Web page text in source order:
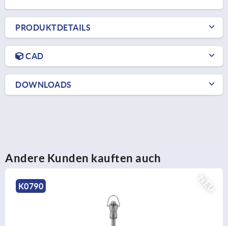
PRODUKTDETAILS
CAD
DOWNLOADS
Andere Kunden kauften auch
K0790